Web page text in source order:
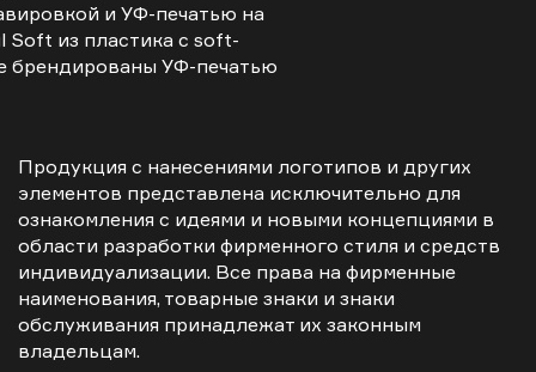
и УФ-печатью на
Soft из пластика с soft-
брендированы УФ-печатью
Продукция с нанесениями логотипов и других
элементов представлена исключительно для
ознакомления с идеями и новыми концепциями в
области разработки фирменного стиля и средств
индивидуализации. Все права на фирменные
наименования, товарные знаки и знаки
обслуживания принадлежат их законным
владельцам.